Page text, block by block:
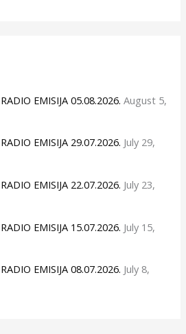
EMISIJA 05.08.2026. August 5,
EMISIJA 29.07.2026. July 29,
EMISIJA 22.07.2026. July 23,
EMISIJA 15.07.2026. July 15,
EMISIJA 08.07.2026. July 8,